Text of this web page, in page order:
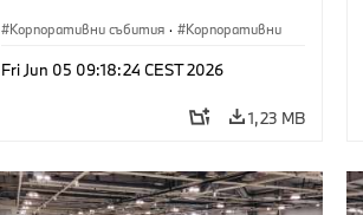
Корпоративни събития · Корпоративни
Fri Jun 05 09:18:24 CEST 2026
1,23 MB